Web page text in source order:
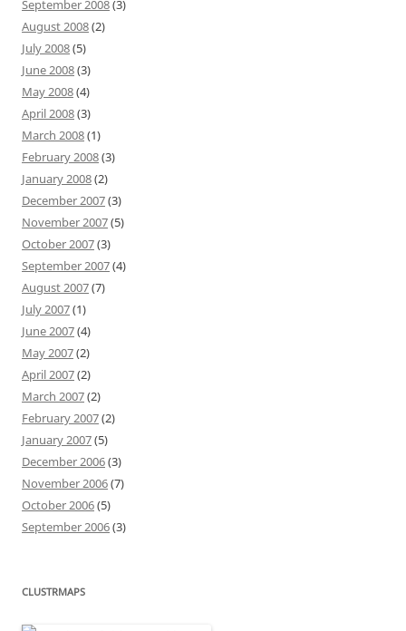
September 2008(3)
August 2008(2)
July 2008(5)
June 2008(3)
May 2008(4)
April 2008(3)
March 2008(1)
February 2008(3)
January 2008(2)
December 2007(3)
November 2007(5)
October 2007(3)
September 2007(4)
August 2007(7)
July 2007(1)
June 2007(4)
May 2007(2)
April 2007(2)
March 2007(2)
February 2007(2)
January 2007(5)
December 2006(3)
November 2006(7)
October 2006(5)
September 2006(3)
CLUSTRMAPS